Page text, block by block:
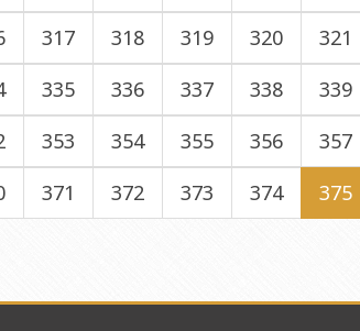
317 318 319 320 321
335 336 337 338 339
353 354 355 356 357
371 372 373 374 375